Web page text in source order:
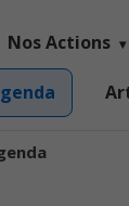
Nos Actions